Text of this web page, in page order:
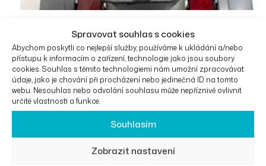
Spravovat souhlas s cookies
Abychom poskytli co nejlepší služby, používáme k ukládání a/nebo
přístupu k informacím o zařízení, technologie jako jsou soubory
cookies. Souhlas s těmito technologiemi nám umožní zpracovávat
údaje, jako je chování při procházení nebo jedinečná ID na tomto
webu. Nesouhlas nebo odvolání souhlasu může nepříznivě ovlivnit
určité vlastnosti a funkce.
Souhlasím
Zobrazit nastavení
Výkon motoru: Legislativa ČR uvádí, že zdravotní
pomůcky na veřejných komunikacích by neměly
přesáhnout výkon motoru 250 W. V praxi ale většina
skútrů tento limit překračuje a běžně se užívají i
modely s výkonem 1300 W.
Povinné ručení: Pro skútry s rychlostí nad 15 km/h
nebo vyšší váhou může být vyžadováno pojištění